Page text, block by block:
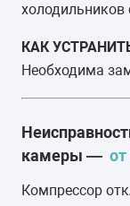
КАК
Необходима
камеры — от
Компрессор